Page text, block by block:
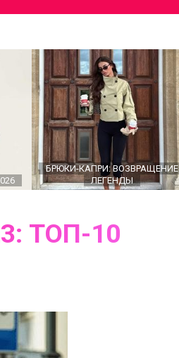
БРЮКИ-КАПРИ: ВОЗВРАЩЕНИЕ
ЛЕГЕНДЫ
ТОП-10